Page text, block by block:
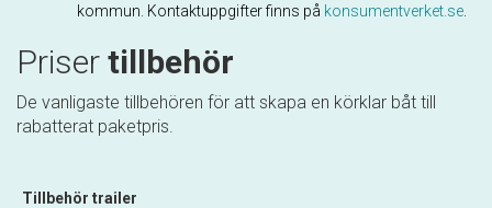
kommun. Kontaktuppgifter finns på konsumentverket.se
Priser tillbehör
De vanligaste tillbehören för att skapa en körklar båt till
rabatterat paketpris.
Tillbehör trailer